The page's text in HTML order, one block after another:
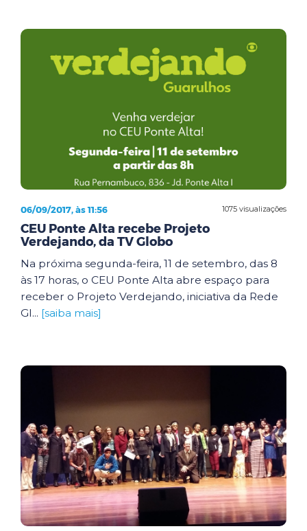
1075 visualizações
06/09/2017, às 11:56
CEU Ponte Alta recebe Projeto
Verdejando, da TV Globo
Na próxima segunda-feira, 11 de setembro, das 8
às 17 horas, o CEU Ponte Alta abre espaço para
receber o Projeto Verdejando, iniciativa da Rede
Gl... [saiba mais]